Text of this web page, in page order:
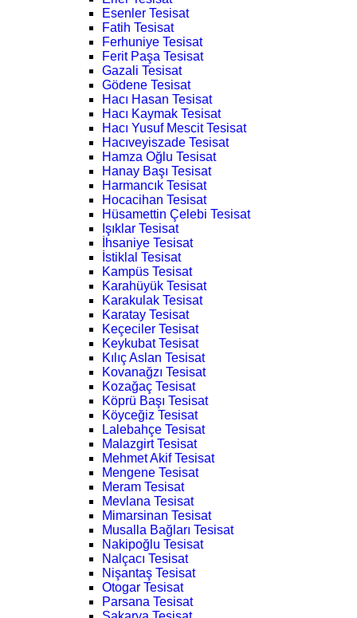
Esenler Tesisat
Fatih Tesisat
Ferhuniye Tesisat
Ferit Paşa Tesisat
Gazali Tesisat
Gödene Tesisat
Hacı Hasan Tesisat
Hacı Kaymak Tesisat
Hacı Yusuf Mescit Tesisat
Hacıveyiszade Tesisat
Hamza Oğlu Tesisat
Hanay Başı Tesisat
Harmancık Tesisat
Hocacihan Tesisat
Hüsamettin Çelebi Tesisat
Işıklar Tesisat
İhsaniye Tesisat
İstiklal Tesisat
Kampüs Tesisat
Karahüyük Tesisat
Karakulak Tesisat
Karatay Tesisat
Keçeciler Tesisat
Keykubat Tesisat
Kılıç Aslan Tesisat
Kovanağzı Tesisat
Kozağaç Tesisat
Köprü Başı Tesisat
Köyceğiz Tesisat
Lalebahçe Tesisat
Malazgirt Tesisat
Mehmet Akif Tesisat
Mengene Tesisat
Meram Tesisat
Mevlana Tesisat
Mimarsinan Tesisat
Musalla Bağları Tesisat
Nakipoğlu Tesisat
Nalçacı Tesisat
Nişantaş Tesisat
Otogar Tesisat
Parsana Tesisat